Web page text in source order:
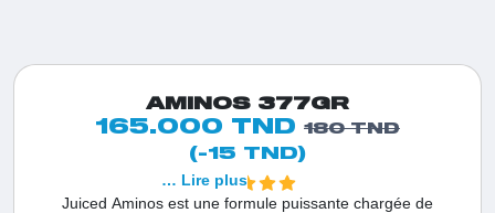
AMINOS 377GR
165.000 TND 180 TND
(-15 TND)
Juiced Aminos est une formule puissante chargée de
… Lire plus